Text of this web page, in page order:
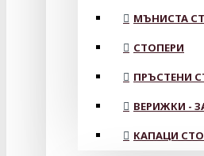
МЪНИСТА
СТОПЕРИ
ПРЪСТЕНИ
ВЕРИЖКИ -
КАПАЦИ